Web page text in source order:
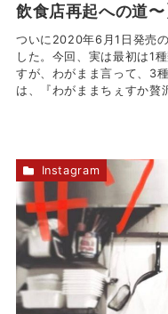
飲食店再起への道〜
ついに2020年6月1日発売
した。今回、実は最初は1
すが、わがまま言って、3
は、『わがままちぇすか贅
Instagram